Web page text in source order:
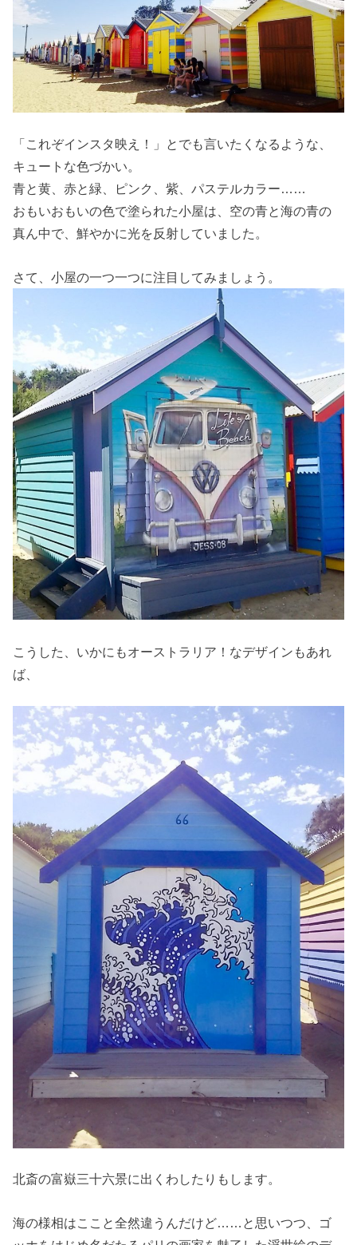
「これぞインスタ映え！」とでも言いたくなるような、
キュートな色づかい。
青と黄、赤と緑、ピンク、紫、パステルカラー……
おもいおもいの色で塗られた小屋は、空の青と海の青の
真ん中で、鮮やかに光を反射していました。
さて、小屋の一つ一つに注目してみましょう。
こうした、いかにもオーストラリア！なデザインもあれ
ば、
北斎の富嶽三十六景に出くわしたりもします。
海の様相はここと全然違うんだけど……と思いつつ、ゴ